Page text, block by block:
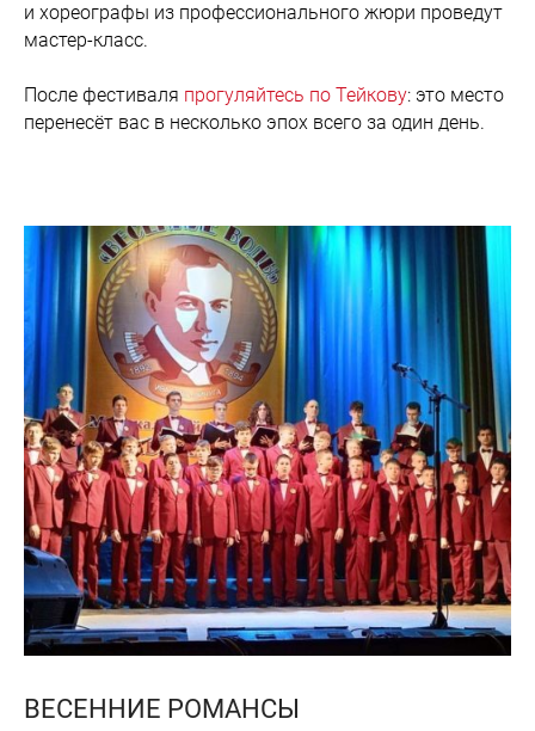
и хореографы из профессионального жюри проведут
мастер-класс.
После фестиваля прогуляйтесь по Тейкову: это место
перенесёт вас в несколько эпох всего за один день.
ВЕСЕННИЕ РОМАНСЫ